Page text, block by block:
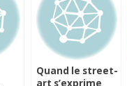
Quand le street-
art s’exprime